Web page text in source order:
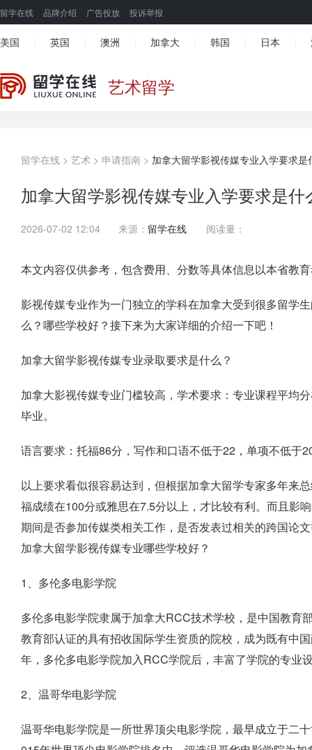
留学在线 品牌介绍 广告投放 投诉举报
美国 英国 澳洲 加拿大 韩国 日本
艺术留学
留学在线 > 艺术 > 申请指南 > 加拿大留学影视传媒专业入学要求
加拿大留学影视传媒专业入学要求是
2026-07-02 12:04 来源： 留学在线 阅读量：
本文内容仅供参考，包含费用、分数等具体信息以本省教
影视传媒专业作为一门独立的学科在加拿大受到很多留学
么？哪些学校好？接下来为大家详细的介绍一下吧！
加拿大留学影视传媒专业录取要求是什么？
加拿大影视传媒专业门槛较高，学术要求：专业课程平均
毕业。
语言要求：托福86分，写作和口语不低于22，单项不低于
以上要求看似很容易达到，但根据加拿大留学专家多年来
福成绩在100分或雅思在7.5分以上，才比较有利。而且影
期间是否参加传媒类相关工作，是否发表过相关的跨国论
加拿大留学影视传媒专业哪些学校好？
1、多伦多电影学院
多伦多电影学院隶属于加拿大RCC技术学校，是中国教育
教育部认证的具有招收国际学生资质的院校，成为既有中
年，多伦多电影学院加入RCC学院后，丰富了学院的专业
2、温哥华电影学院
温哥华电影学院是一所世界顶尖电影学院，最早成立于二